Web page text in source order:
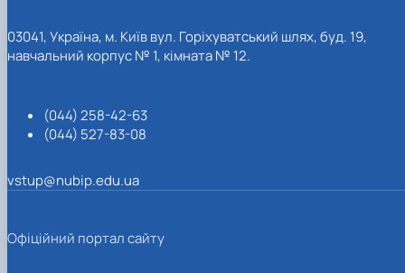
03041, Україна, м. Київ вул. Горіхуватський шлях, буд. 19,
навчальний корпус № 1, кімната № 12.
(044) 258-42-63
(044) 527-83-08
vstup@nubip.edu.ua
Офіційний портал сайту